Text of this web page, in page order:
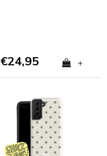
€24,95 +